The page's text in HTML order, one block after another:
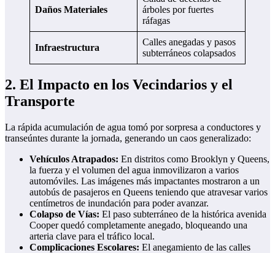
Daños Materiales
árboles por fuertes
ráfagas
Infraestructura
Calles anegadas y pasos
subterráneos colapsados
2. El Impacto en los Vecindarios y el
Transporte
La rápida acumulación de agua tomó por sorpresa a conductores y
transeúntes durante la jornada, generando un caos generalizado:
Vehículos Atrapados: En distritos como Brooklyn y Queens,
la fuerza y el volumen del agua inmovilizaron a varios
automóviles. Las imágenes más impactantes mostraron a un
autobús de pasajeros en Queens teniendo que atravesar varios
centímetros de inundación para poder avanzar.
Colapso de Vías: El paso subterráneo de la histórica avenida
Cooper quedó completamente anegado, bloqueando una
arteria clave para el tráfico local.
Complicaciones Escolares: El anegamiento de las calles